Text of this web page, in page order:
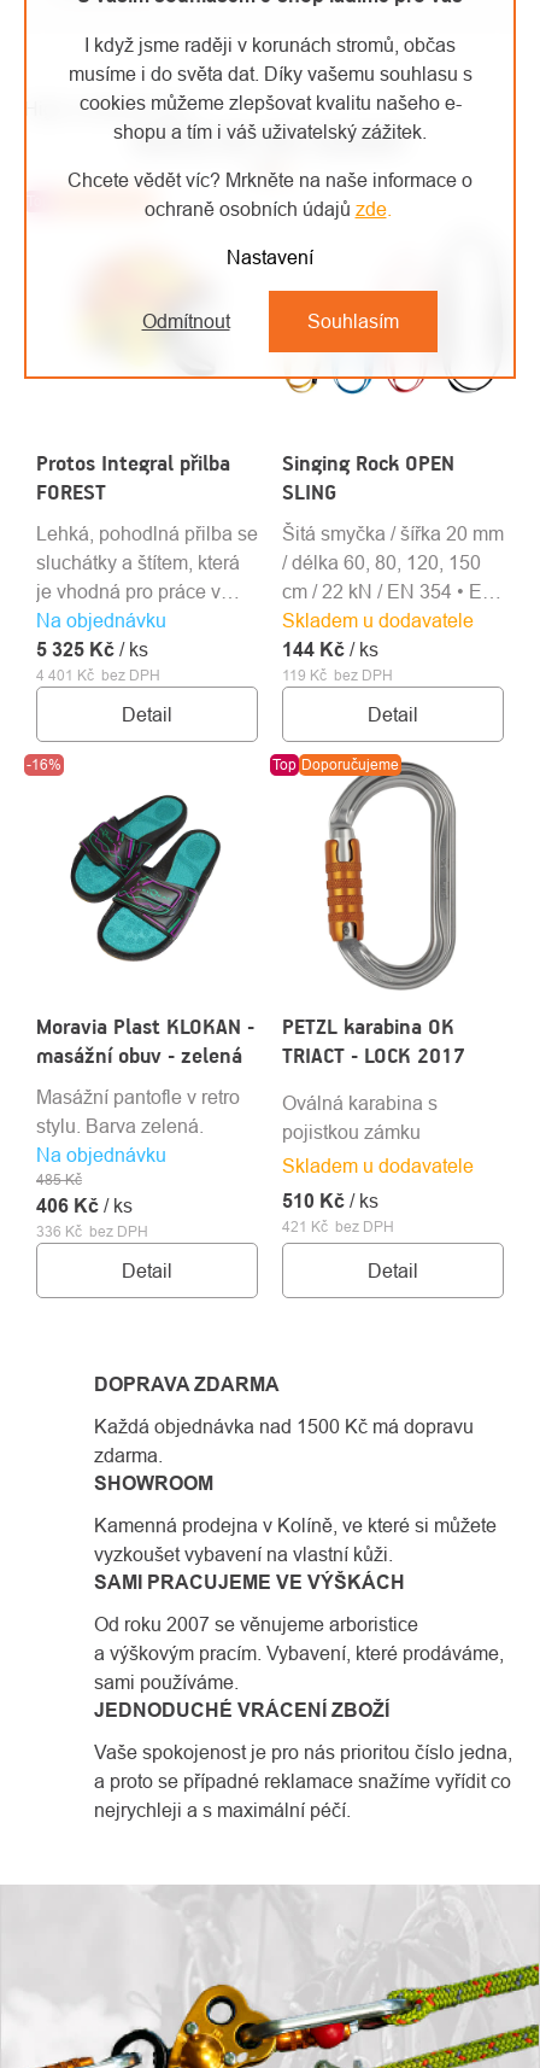
I když jsme raději v korunách stromů, občas
musíme i do světa dat. Díky vašemu souhlasu s
cookies můžeme zlepšovat kvalitu našeho e-
shopu a tím i váš uživatelský zážitek.
Chcete vědět víc? Mrkněte na naše informace o
ochraně osobních údajů zde.
Nastavení
Odmítnout Souhlasím
High-contrast mode
MOHLO BY VÁS ZAJÍMAT
Doporučujeme
Protos Integral přilba
FOREST
Na objednávku
4 401 Kč bez DPH
5 325 Kč / ks
Detail
Lehká, pohodlná přilba se
sluchátky a štítem, která
je vhodná pro práce v
lese a práce s motorovou
pilou.
Singing Rock OPEN
SLING
Skladem u dodavatele
119 Kč bez DPH
144 Kč / ks
Detail
Šitá smyčka / šířka 20 mm
/ délka 60, 80, 120, 150
cm / 22 kN / EN 354 • EN
566 • EN 795B
-16%
Moravia Plast KLOKAN -
masážní obuv - zelená
Na objednávku
336 Kč bez DPH
485 Kč
406 Kč / ks
Detail
Masážní pantofle v retro
stylu. Barva zelená.
Top Doporučujeme
PETZL karabina OK
TRIACT - LOCK 2017
Skladem u dodavatele
421 Kč bez DPH
510 Kč / ks
Detail
Oválná karabina s
pojistkou zámku
DOPRAVA ZDARMA
Každá objednávka nad 1500 Kč má dopravu
zdarma.
SHOWROOM
Kamenná prodejna v Kolíně, ve které si můžete
vyzkoušet vybavení na vlastní kůži.
SAMI PRACUJEME VE VÝŠKÁCH
Od roku 2007 se věnujeme arboristice
a výškovým pracím. Vybavení, které prodáváme,
sami používáme.
JEDNODUCHÉ VRÁCENÍ ZBOŽÍ
Vaše spokojenost je pro nás prioritou číslo jedna,
a proto se případné reklamace snažíme vyřídit co
nejrychleji a s maximální péčí.